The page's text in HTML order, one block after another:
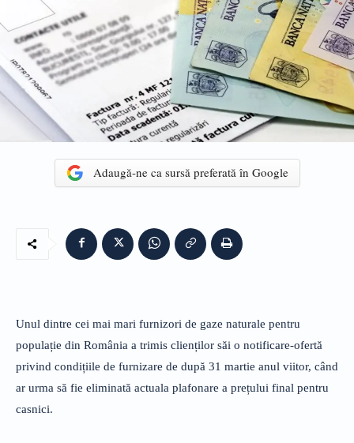
Adaugă-ne ca sursă preferată în Google
Unul dintre cei mai mari furnizori de gaze naturale pentru
populație din România a trimis clienților săi o notificare-ofertă
privind condițiile de furnizare de după 31 martie anul viitor, când
ar urma să fie eliminată actuala plafonare a prețului final pentru
casnici.